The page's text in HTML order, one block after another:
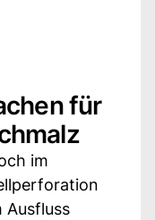
für
im
Ausfluss